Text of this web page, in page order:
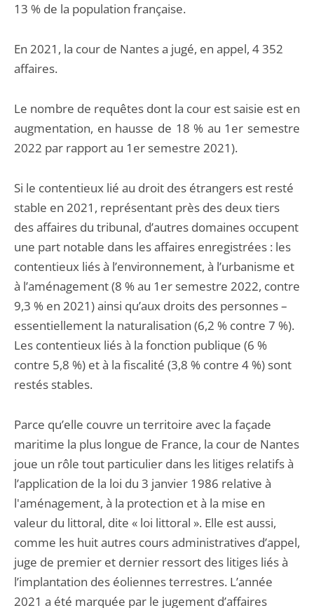
13 % de la population française.
En 2021, la cour de Nantes a jugé, en appel, 4 352
affaires.
Le nombre de requêtes dont la cour est saisie est en
augmentation, en hausse de 18 % au 1er semestre
2022 par rapport au 1er semestre 2021).
Si le contentieux lié au droit des étrangers est resté
stable en 2021, représentant près des deux tiers
des affaires du tribunal, d’autres domaines occupent
une part notable dans les affaires enregistrées : les
contentieux liés à l’environnement, à l’urbanisme et
à l’aménagement (8 % au 1er semestre 2022, contre
9,3 % en 2021) ainsi qu’aux droits des personnes –
essentiellement la naturalisation (6,2 % contre 7 %).
Les contentieux liés à la fonction publique (6 %
contre 5,8 %) et à la fiscalité (3,8 % contre 4 %) sont
restés stables.
Parce qu’elle couvre un territoire avec la façade
maritime la plus longue de France, la cour de Nantes
joue un rôle tout particulier dans les litiges relatifs à
l’application de la loi du 3 janvier 1986 relative à
l'aménagement, à la protection et à la mise en
valeur du littoral, dite « loi littoral ». Elle est aussi,
comme les huit autres cours administratives d’appel,
juge de premier et dernier ressort des litiges liés à
l’implantation des éoliennes terrestres. L’année
2021 a été marquée par le jugement d’affaires